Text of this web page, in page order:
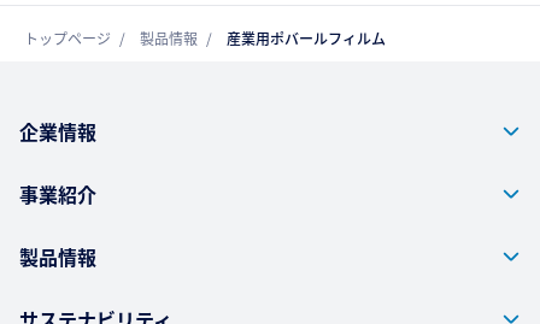
トップページ 製品情報 産業用ポバールフィルム
企業情報
事業紹介
製品情報